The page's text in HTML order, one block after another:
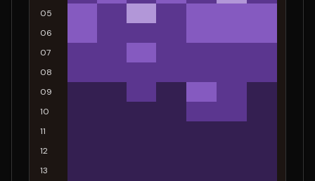
05
06
07
08
09
10
11
12
13